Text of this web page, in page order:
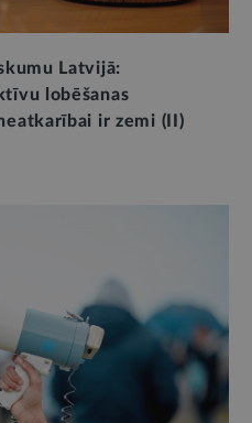
Latvijā:
lobēšanas
ir zemi (II)